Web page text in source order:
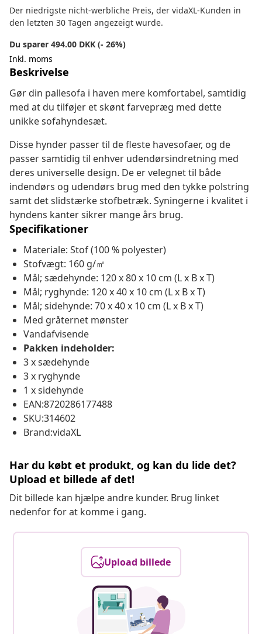
Der niedrigste nicht-werbliche Preis, der vidaXL-Kunden in
den letzten 30 Tagen angezeigt wurde.
Du sparer 494.00 DKK (- 26%)
Inkl. moms
Beskrivelse
Gør din pallesofa i haven mere komfortabel, samtidig
med at du tilføjer et skønt farvepræg med dette
unikke sofahyndesæt.
Disse hynder passer til de fleste havesofaer, og de
passer samtidig til enhver udendørsindretning med
deres universelle design. De er velegnet til både
indendørs og udendørs brug med den tykke polstring
samt det slidstærke stofbetræk. Syningerne i kvalitet i
hyndens kanter sikrer mange års brug.
Specifikationer
Materiale: Stof (100 % polyester)
Stofvægt: 160 g/㎡
Mål; sædehynde: 120 x 80 x 10 cm (L x B x T)
Mål; ryghynde: 120 x 40 x 10 cm (L x B x T)
Mål; sidehynde: 70 x 40 x 10 cm (L x B x T)
Med gråternet mønster
Vandafvisende
Pakken indeholder:
3 x sædehynde
3 x ryghynde
1 x sidehynde
EAN:8720286177488
SKU:314602
Brand:vidaXL
Har du købt et produkt, og kan du lide det?
Upload et billede af det!
Dit billede kan hjælpe andre kunder. Brug linket
nedenfor for at komme i gang.
Upload billede